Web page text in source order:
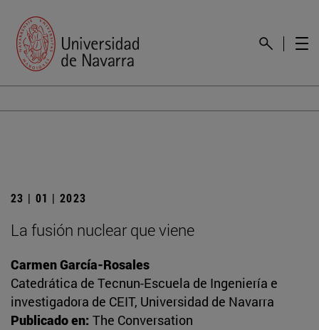
23 | 01 | 2023
La fusión nuclear que viene
Carmen García-Rosales
Catedrática de Tecnun-Escuela de Ingeniería e
investigadora de CEIT, Universidad de Navarra
Publicado en: The Conversation